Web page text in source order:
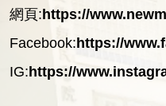
網頁:https://
Facebook:https://
IG:https://